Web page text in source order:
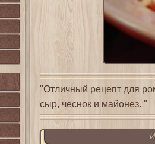
"Отличный рецепт для
сыр, чеснок и майонез. "